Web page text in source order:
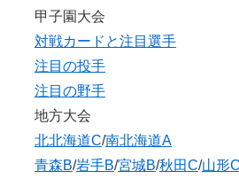
甲子園大会
対戦カードと注目選手
注目の投手
注目の野手
地方大会
北北海道C/南北海道A
青森B/岩手B/宮城B/秋田C/山形C